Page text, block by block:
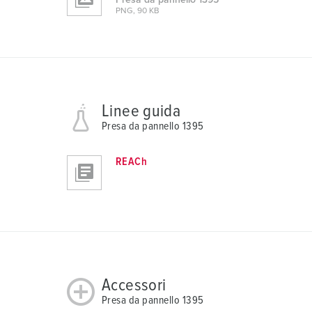
PNG, 90 KB
Linee guida
Presa da pannello 1395
REACh
Accessori
Presa da pannello 1395